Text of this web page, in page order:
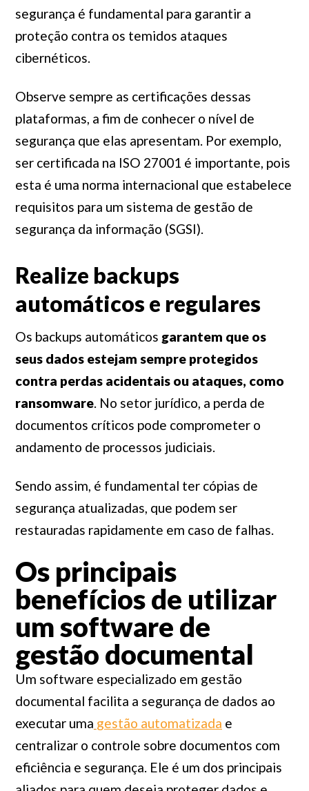
segurança é fundamental para garantir a
proteção contra os temidos ataques
cibernéticos.
Observe sempre as certificações dessas
plataformas, a fim de conhecer o nível de
segurança que elas apresentam. Por exemplo,
ser certificada na ISO 27001 é importante, pois
esta é uma norma internacional que estabelece
requisitos para um sistema de gestão de
segurança da informação (SGSI).
Realize backups
automáticos e regulares
Os backups automáticos garantem que os
seus dados estejam sempre protegidos
contra perdas acidentais ou ataques, como
ransomware. No setor jurídico, a perda de
documentos críticos pode comprometer o
andamento de processos judiciais.
Sendo assim, é fundamental ter cópias de
segurança atualizadas, que podem ser
restauradas rapidamente em caso de falhas.
Os principais
benefícios de utilizar
um software de
gestão documental
Um software especializado em gestão
documental facilita a segurança de dados ao
executar uma gestão automatizada e
centralizar o controle sobre documentos com
eficiência e segurança. Ele é um dos principais